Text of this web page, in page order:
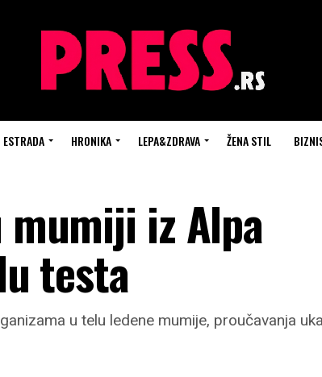
ESTRADA HRONIKA LEPA&ZDRAVA ŽENA STIL
iz Alpa
testa
u telu ledene mumije, proučavanja